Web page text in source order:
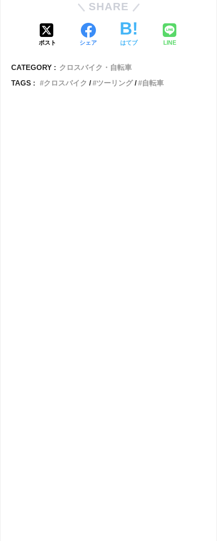
SHARE
ポスト シェア はてブ LINE
CATEGORY : クロスバイク・自転車
TAGS :
クロスバイク ツーリング 自転車